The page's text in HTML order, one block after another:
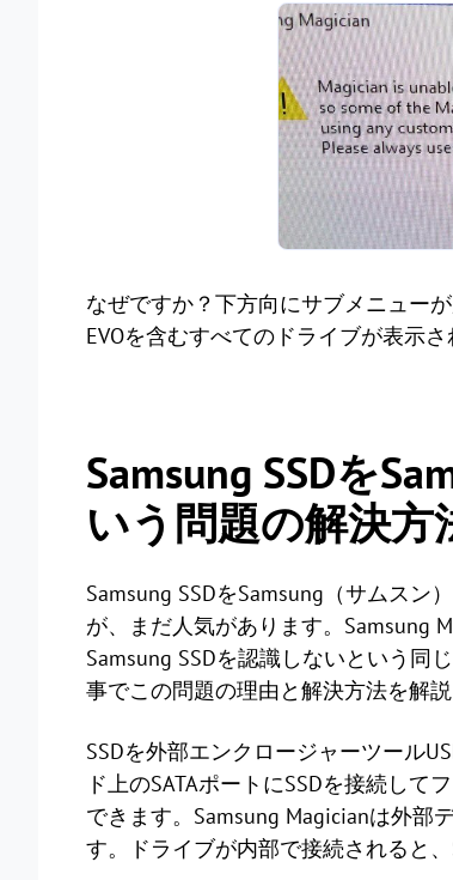
なぜですか？下方向にサブメニュー
EVOを含むすべてのドライブが表示
Samsung SSDを
いう問題の解決方
Samsung SSDをSamsung（サムス
が、まだ人気があります。Samsung
Samsung SSDを認識しないという同
事でこの問題の理由と解決方法を解説
SSDを外部エンクロージャーツール
ド上のSATAポートにSSDを接続し
できます。Samsung Magicianは外部
す。ドライブが内部で接続されると